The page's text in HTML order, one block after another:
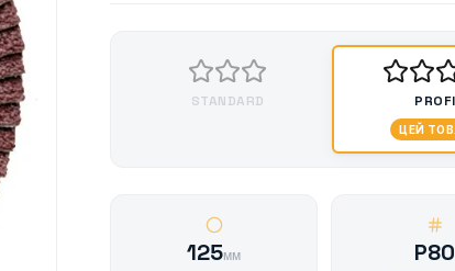
STANDARD PROFI
ЦЕЙ
125мм P80